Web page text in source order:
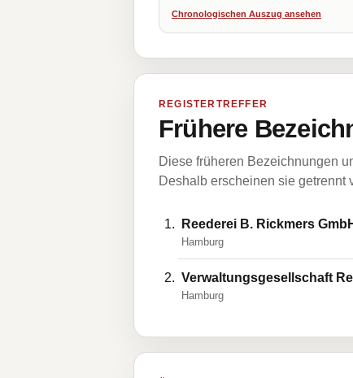
Chronologischen Auszug ansehen
REGISTERTREFFER
Frühere
Diese früheren Bezeichnungen
Deshalb erscheinen sie getrennt
Reederei B. Rickmers
Hamburg
Verwaltungsgesellschaft
Hamburg